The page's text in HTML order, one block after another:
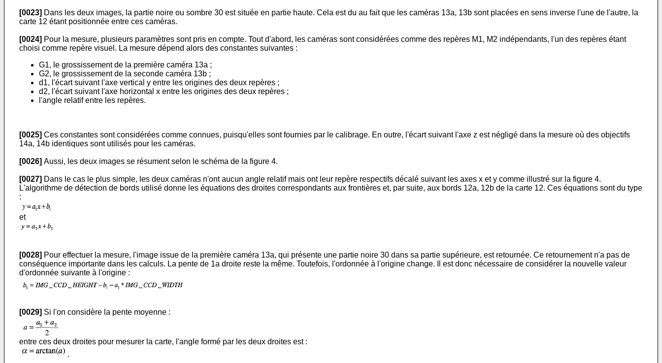
[0023] Dans les deux images, la partie noire ou sombre 30 est située en partie haute. Cela est du au fait que les caméras 13a, 13b sont placées en sens inverse l'une de l'autre, la
carte 12 étant positionnée entre ces caméras.
[0024] Pour la mesure, plusieurs paramètres sont pris en compte. Tout d'abord, les caméras sont considérées comme des repères M1, M2 indépendants, l'un des repères étant
choisi comme repère visuel. La mesure dépend alors des constantes suivantes :
G1, le grossissement de la première caméra 13a ;
G2, le grossissement de la seconde caméra 13b ;
d1, l'écart suivant l'axe vertical y entre les origines des deux repères ;
d2, l'écart suivant l'axe horizontal x entre les origines des deux repères ;
l'angle relatif entre les repères.
[0025] Ces constantes sont considérées comme connues, puisqu'elles sont fournies par le calibrage. En outre, l'écart suivant l'axe z est négligé dans la mesure où des objectifs
14a, 14b identiques sont utilisés pour les caméras.
[0026] Aussi, les deux images se résument selon le schéma de la figure 4.
[0027] Dans le cas le plus simple, les deux caméras n'ont aucun angle relatif mais ont leur repère respectifs décalé suivant les axes x et y comme illustré sur la figure 4.
L'algorithme de détection de bords utilisé donne les équations des droites correspondants aux frontières et, par suite, aux bords 12a, 12b de la carte 12. Ces équations sont du type
:
et
[0028] Pour effectuer la mesure, l'image issue de la première caméra 13a, qui présente une partie noire 30 dans sa partie supérieure, est retournée. Ce retournement n'a pas de
conséquence importante dans les calculs. La pente de 1a droite reste la même. Toutefois, l'ordonnée à l'origine change. Il est donc nécessaire de considérer la nouvelle valeur
d'ordonnée suivante à l'origine :
[0029] Si l'on considère la pente moyenne :
entre ces deux droites pour mesurer la carte, l'angle formé par les deux droites est :